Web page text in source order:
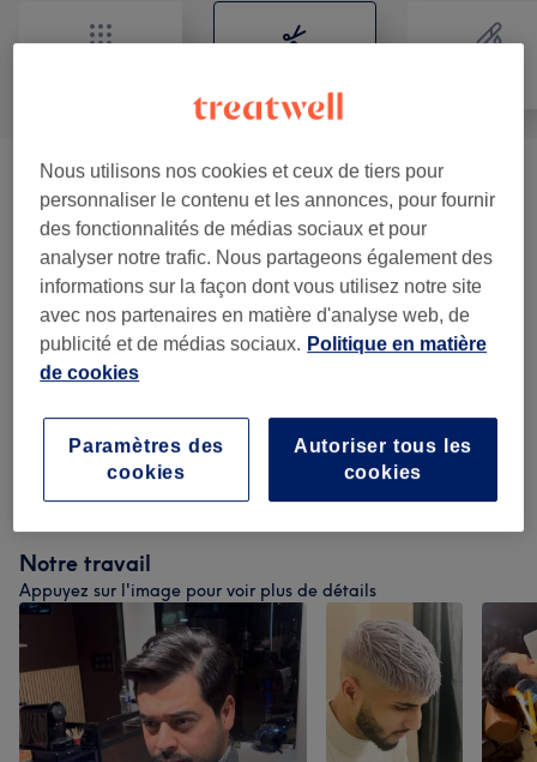
Menu - Coupe & Barbe à partir de 5 €
Enfant - Coupe De Cheveux Et Coiffure (1 ) 20 €
Menu - Coloration Et Lissage (12 à partir de 45 €
Transformation- Coupe De Cheveux Et
Urgence 24/7 - Coupe En
(1)
à partir de 250 €
Notre travail
Appuyez sur l'image pour voir plus de détails
Nous utilisons nos cookies et ceux de tiers pour
personnaliser le contenu et les annonces, pour fournir
des fonctionnalités de médias sociaux et pour
analyser notre trafic. Nous partageons également des
informations sur la façon dont vous utilisez notre site
avec nos partenaires en matière d'analyse web, de
publicité et de médias sociaux. Politique en matière
de cookies
Autoriser tous les
cookies
Paramètres des
cookies